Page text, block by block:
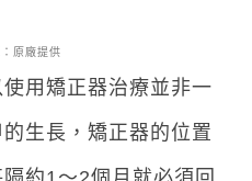
原廠提供
用矯正器治療並非一
生長，矯正器的位置